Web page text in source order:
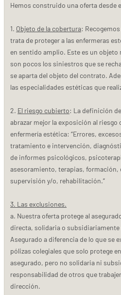
Hemos construido una oferta desde
1. Objeto de la cobertura:
trata de proteger a las enfermeras
en sentido amplio. Este es un
son pocos los siniestros que se
se aparta del objeto del contrato.
las especialidades estéticas que
2. El riesgo cubierto: La definición
abrazar mejor la exposición al riesgo
enfermería estética: “Errores,
tratamiento e intervención,
de informes psicológicos,
asesoramiento, terapias,
supervisión y/o, rehabilitación.”
3. Las exclusiones.
a. Nuestra oferta protege al
directa, solidaria o subsidiariamente
Asegurado a diferencia de lo que se
pólizas colegiales que solo protege
asegurado, pero no solidaria ni
responsabilidad de otros que
dirección.